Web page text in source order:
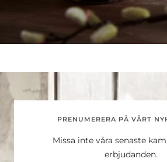
PRENUMERERA PÅ VÅRT
Missa inte våra senaste
erbjudanden.